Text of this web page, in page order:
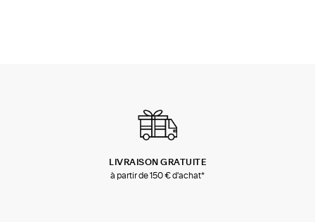
LIVRAISON GRATUITE
à partir de 150 € d'achat*